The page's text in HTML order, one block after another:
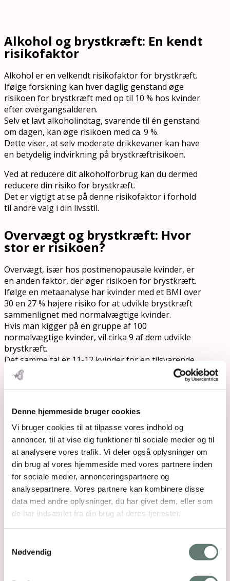
Denne hjemmeside bruger cookies
Vi bruger cookies til at tilpasse vores indhold og
annoncer, til at vise dig funktioner til sociale medier og til
at analysere vores trafik. Vi deler også oplysninger om
din brug af vores hjemmeside med vores partnere inden
for sociale medier, annonceringspartnere og
analysepartnere. Vores partnere kan kombinere disse
data med andre oplysninger, du har givet dem, eller som
de har indsamlet fra din brug af deres tjenester.
Nødvendig
Alkohol og brystkræft: En kendt
risikofaktor
Alkohol er en velkendt risikofaktor for brystkræft.
Ifølge forskning kan hver daglig genstand øge
risikoen for brystkræft med op til 10 % hos kvinder
efter overgangsalderen.
Selv et lavt alkoholindtag, svarende til én genstand
om dagen, kan øge risikoen med ca. 9 %.
Dette viser, at selv moderate drikkevaner kan have
en betydelig indvirkning på brystkræftrisikoen.
Ved at reducere dit alkoholforbrug kan du dermed
reducere din risiko for brystkræft.
Det er vigtigt at se på denne risikofaktor i forhold
til andre valg i din livsstil.
Overvægt og brystkræft: Hvor
stor er risikoen?
Overvægt, især hos postmenopausale kvinder, er
en anden faktor, der øger risikoen for brystkræft.
Ifølge en metaanalyse har kvinder med et BMI over
30 en 27 % højere risiko for at udvikle brystkræft
sammenlignet med normalvægtige kvinder.
Hvis man kigger på en gruppe af 100
normalvægtige kvinder, vil cirka 9 af dem udvikle
brystkræft.
Det samme tal er 11-12 kvinder for en tilsvarende
gruppe af overvægtige kvinder.
At opretholde en sund vægt er derfor en vigtig
Dette gælder især for kvinder i og efter
overgangsalderen.
Motion: En afgørende faktor i
forebyggelsen af brystkræft
Regelmæssig motion er en af de bedste måder at
forebygge brystkræft på.
Forskning viser, at fysisk aktive kvinder kan
reducere deres risiko for brystkræft med op til 25
%.
minutter, kan have en betydelig beskyttende effekt.